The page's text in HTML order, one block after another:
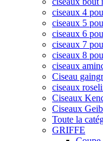
ciseaux 4
ciseaux 5
ciseaux 6
ciseaux 7
ciseaux 8
ciseaux
Ciseau
ciseaux
Ciseaux
Ciseaux Geib
Toute la
GRIFFE